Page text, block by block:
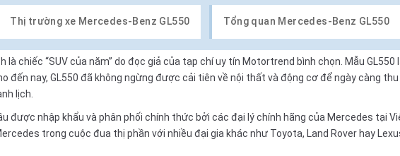
Thị trường xe Mercedes-Benz GL550 Tổng quan Mercedes-Benz GL550
chiếc “SUV của năm” do đọc giả của tạp chí uy tín Motortrend bình chọn. Mẫu GL550
đến nay, GL550 đã không ngừng được cải tiên về nội thất và động cơ để ngày càng
lịch.
được nhập khẩu và phân phối chính thức bởi các đại lý chính hãng của Mercedes tại
trong cuộc đua thị phần với nhiều đại gia khác như Toyota, Land Roverhay